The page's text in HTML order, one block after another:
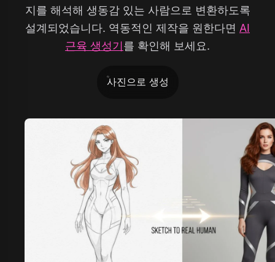
지를 해석해 생동감 있는 사람으로 변환하도록
설계되었습니다. 역동적인 제작을 원한다면 AI
근육 생성기를 확인해 보세요.
사진으로 생성